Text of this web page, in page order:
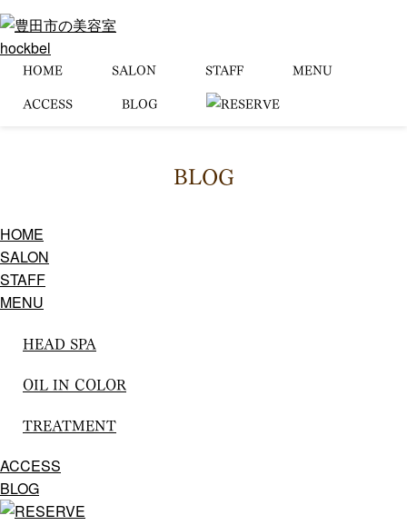
HOME SALON STAFF
MENU
ACCESS
BLOG
BLOG
HOME
SALON
STAFF
MENU
HEAD SPA
OIL IN COLOR
TREATMENT
ACCESS
BLOG